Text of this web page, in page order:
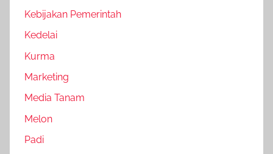
Kebijakan Pemerintah
Kedelai
Kurma
Marketing
Media Tanam
Melon
Padi